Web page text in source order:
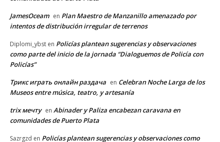
JamesOceam en Plan Maestro de Manzanillo amenazado por
intentos de distribución irregular de terrenos
Diplomi_ybst en Policías plantean sugerencias y observaciones
como parte del inicio de la jornada “Dialoguemos de Policía con
Policías”
Трикс играть онлайн раздача en Celebran Noche Larga de los
Museos entre música, teatro, y artesanía
trix мечту en Abinader y Paliza encabezan caravana en
comunidades de Puerto Plata
Sazrgzd en Policías plantean sugerencias y observaciones como